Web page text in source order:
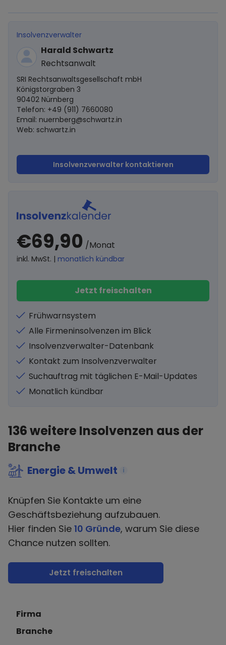
Insolvenzverwalter
Harald Schwartz
Rechtsanwalt
SRI Rechtsanwaltsgesellschaft mbH
Königstorgraben 3
90402 Nürnberg
Telefon: +49 (911) 7660080
Email: nuernberg@schwartz.in
Web: schwartz.in
Insolvenzverwalter kontaktieren
€69,90 /Monat
inkl. MwSt. | monatlich kündbar
Jetzt freischalten
Frühwarnsystem
Alle Firmeninsolvenzen im Blick
Insolvenzverwalter-Datenbank
Kontakt zum Insolvenzverwalter
Suchauftrag mit täglichen E-Mail-Updates
Monatlich kündbar
136weitere Insolvenzen aus der
Branche
Energie & Umwelt i
Knüpfen Sie Kontakte um eine
Geschäftsbeziehung aufzubauen.
Hier finden Sie 10 Gründe, warum Sie diese
Chance nutzen sollten.
Jetzt freischalten
Firma
Branche